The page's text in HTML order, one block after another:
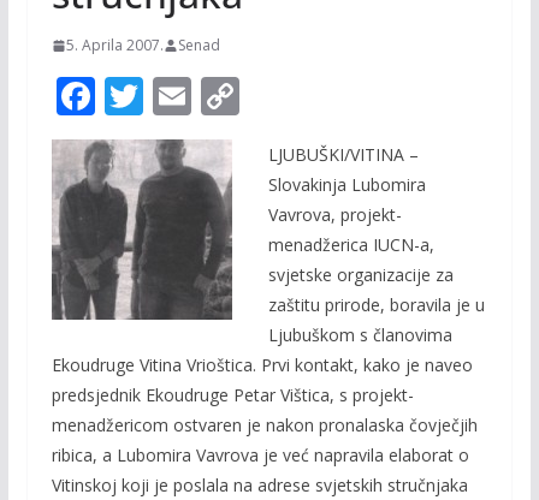
5. Aprila 2007. Senad
F
ac
e
b
o
o
k
T
w
itt
er
E
m
ai
C
Li
LJUBUŠKI/VITINA –
Slovakinja Lubomira
Vavrova, projekt-
menadžerica IUCN-a,
svjetske organizacije za
zaštitu prirode, boravila je u
Ljubuškom s članovima
Ekoudruge Vitina Vrioštica. Prvi kontakt, kako je naveo
predsjednik Ekoudruge Petar Vištica, s projekt-
menadžericom ostvaren je nakon pronalaska čovječjih
ribica, a Lubomira Vavrova je već napravila elaborat o
Vitinskoj koji je poslala na adrese svjetskih stručnjaka